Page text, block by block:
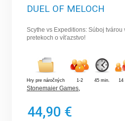
DUEL OF MELOCH
Scythe vs Expeditions: Súboj
pretekoch o víťazstvo!
Hry pre náročných 1-2 45 min. 14
Stonemaier Games,
44,90 €